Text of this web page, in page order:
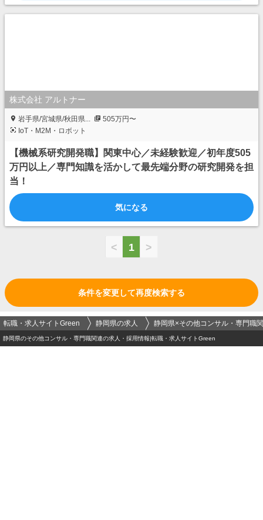
株式会社 アルトナー
岩手県/宮城県/秋田県...
505万円〜
IoT・M2M・ロボット
【機械系研究開発職】関東中心／未経験歓迎／初年度505
万円以上／専門知識を活かして最先端分野の研究開発を担
当！
気になる
< 1 >
条件を変更して再度検索する
転職・求人サイトGreen 静岡県の求人 静岡県×その他コンサル・専門職
静岡県のその他コンサル・専門職関連の求人・採用情報|転職・求人サイトGreen